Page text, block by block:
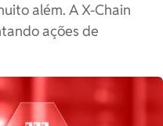
além. A X-Chain
ações de